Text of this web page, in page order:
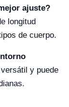
ajuste?
longitud
de cuerpo.
y puede